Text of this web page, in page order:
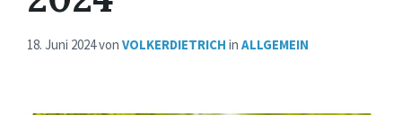
18. Juni 2024von VOLKERDIETRICH in ALLGEMEIN